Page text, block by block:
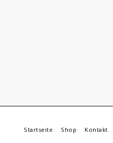
Startseite Shop Kontakt